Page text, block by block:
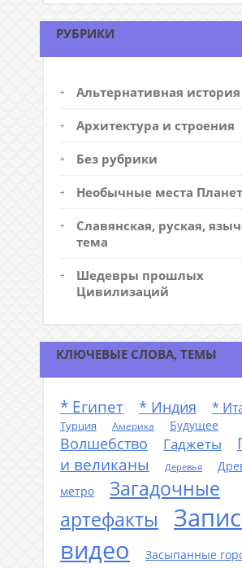
РУБРИКИ
Альтернативная история
Архитектура и строения
Без рубрики
Необычные места
Славянская, руская,
тема
Шедевры прошлых
Цивилизаций
КЛЮЧЕВЫЕ СЛОВА, ТЕМЫ
* Египет * Индия *
Турция
Америка Будущее
Волшебство Гаджеты
и великаны
Деревья
метро
Загадочные
артефакты
видео
Засыпанные